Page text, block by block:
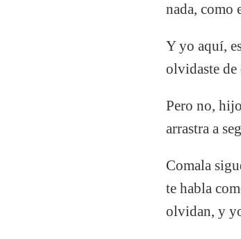
nada, como
Y yo aquí,
olvidaste de
Pero no,
arrastra a
Comala
te habla
olvidan, y